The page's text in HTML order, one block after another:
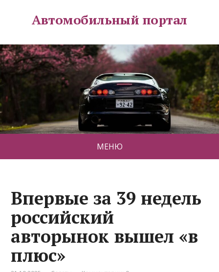
Автомобильный портал
МЕНЮ
Впервые за 39 недель
российский
авторынок вышел «в
плюс»